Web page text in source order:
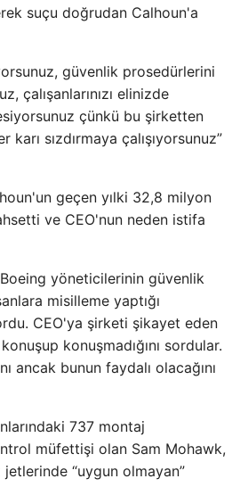
suçu doğrudan Calhoun'a
güvenlik prosedürlerini
çalışanlarınızı elinizde
çünkü bu şirketten
sızdırmaya çalışıyorsunuz”
geçen yılki 32,8 milyon
ve CEO'nun neden istifa
yöneticilerinin güvenlik
misilleme yaptığı
CEO'ya şirketi şikayet eden
konuşmadığını sordular.
ancak bunun faydalı olacağını
737 montaj
müfettişi olan Sam Mohawk,
“uygun olmayan”